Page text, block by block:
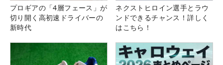
プロギアの「4層フェース」が
切り開く高初速ドライバーの
新時代
ネクストヒロイン選手とラウ
ンドできるチャンス！詳しく
はこちら！